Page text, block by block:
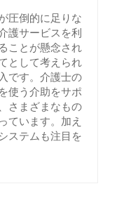
圧倒的に足りな
護サービスを利
ことが懸念され
として考えられ
です。介護士の
使う介助をサポ
さまざまなもの
ています。加え
ステムも注目を